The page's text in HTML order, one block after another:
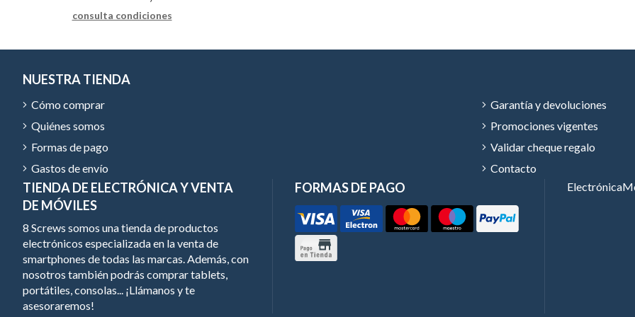
consulta condiciones
TIENDA DE ELECTRÓNICA Y VENTA
DE MÓVILES
8 Screws somos una tienda de productos
electrónicos especializada en la venta de
smartphones de todas las marcas. Además, con
nosotros también podrás comprar tablets,
portátiles, consolas... ¡Llámanos y te
asesoraremos!
FORMAS DE PAGO
NUESTRA TIENDA
Cómo comprar
Quiénes somos
Formas de pago
Gastos de envío
Garantía y devoluciones
Promociones vigentes
Validar cheque regalo
Contacto
Electrónica